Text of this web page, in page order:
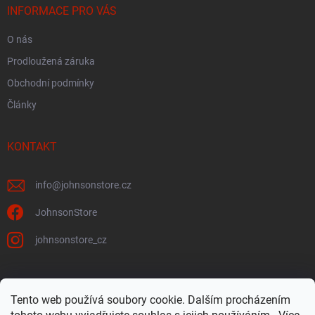
Tento web používá soubory cookie. Dalším procházením
INFORMACE PRO VÁS
O nás
Prodloužená záruka
Obchodní podmínky
Články
KONTAKT
info@johnsonstore.cz
JohnsonStore
johnsonstore_cz
Johnson Health Tech CZ & SK Johnsonstore.sk